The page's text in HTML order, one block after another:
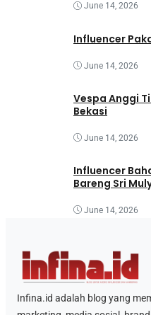
June 14, 2026
Influencer
June 14, 2026
Vespa Anggi
Bekasi
June 14, 2026
Influencer
Bareng Sri
June 14, 2026
Infina.id adalah blog yang